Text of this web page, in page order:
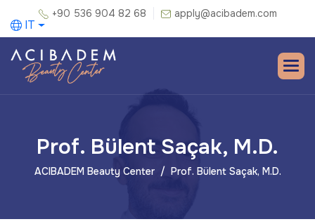
+90 536 904 82 68 apply@acibadem.com
IT
Prof. Bülent Saçak, M.D.
ACIBADEM Beauty Center Prof. Bülent Saçak, M.D.